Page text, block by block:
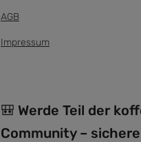
AGB
Impressum
🎒 Werde Teil der
Community –